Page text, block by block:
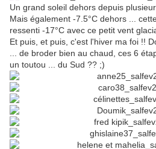
Un grand soleil dehors depuis
Mais également -7.5°C dehors ...
ressenti -17°C avec ce petit vent
Et puis, et puis, c'est l'hiver ma foi !!
... de broder bien au chaud, ces 6
un toutou ... du Sud ?? ;)